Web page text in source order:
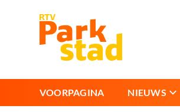
VOORPAGINA NIEUWS